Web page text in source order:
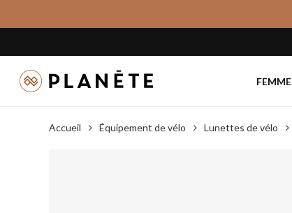
to
content
FEMME
Accueil Équipement de vélo Lunettes de vélo